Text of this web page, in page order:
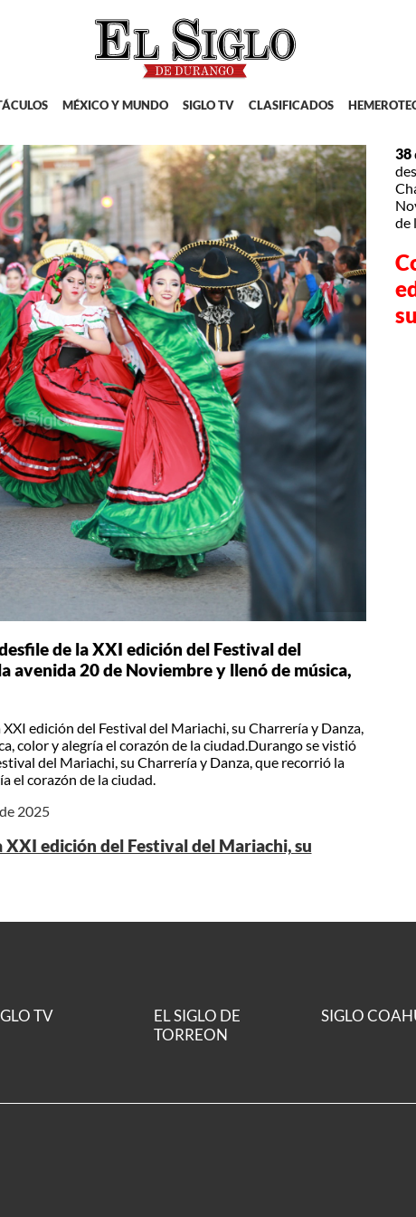
MÉXICO Y MUNDO SIGLO TV CLASIFICADOS
de la XXI edición del Festival del
avenida 20 de Noviembre y llenó de música,
edición del Festival del Mariachi, su Charrería y Danza,
color y alegría el corazón de la ciudad.Durango se vistió
del Mariachi, su Charrería y Danza, que recorrió la
el corazón de la ciudad.
2025
edición del Festival del Mariachi, su
38
de
TV
EL SIGLO DE
TORREON
SIGLO